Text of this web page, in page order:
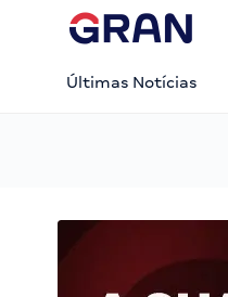
Últimas Notícias